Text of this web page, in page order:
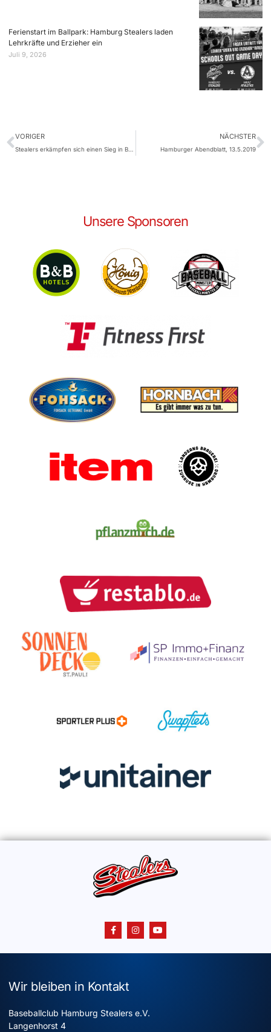
Ferienstart im Ballpark: Hamburg Stealers laden
Lehrkräfte und Erzieher ein
Juli 9, 2026
VORIGER
Stealers erkämpfen sich einen Sieg in Bonn
NÄCHSTER
Hamburger Abendblatt, 13.5.2019
Unsere Sponsoren
Wir bleiben in Kontakt
Baseballclub Hamburg Stealers e.V.
Langenhorst 4